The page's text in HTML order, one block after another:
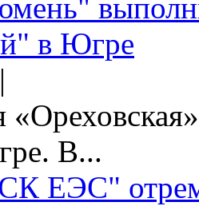
в Югре
В...
ЕЭС"